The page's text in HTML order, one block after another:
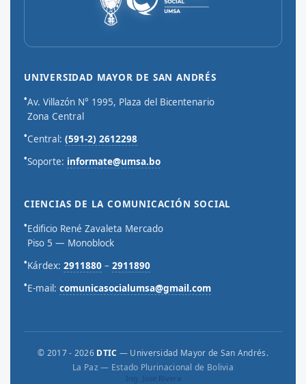
UNIVERSIDAD MAYOR DE SAN ANDRÉS
•Av. Villazón N° 1995, Plaza del Bicentenario
Zona Central
•Central: (591-2) 2612298
•Soporte: informate@umsa.bo
CIENCIAS DE LA COMUNICACIÓN SOCIAL
•Edificio René Zavaleta Mercado
Piso 5 — Monoblock
•Kárdex: 2911880 – 2911890
•E-mail: comunicasocialumsa@gmail.com
© 2017 - 2026 DTIC — Universidad Mayor de San Andrés.
La Paz — Estado Plurinacional de Bolivia
Ing. Jose Rivera